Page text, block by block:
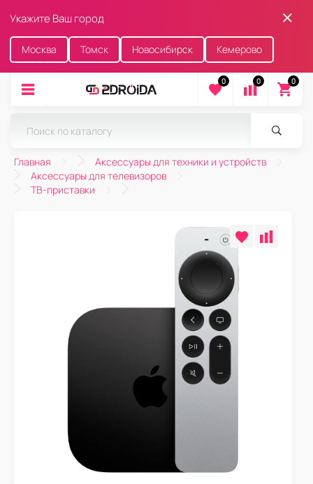
Укажите Ваш город
Москва Томск Новосибирск Кемерово
0 0 0
Главная
Аксессуары для техники и устройств
Аксессуары для телевизоров
ТВ-приставки